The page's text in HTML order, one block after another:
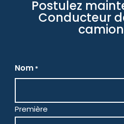
Postulez
Conducteur
camion
Nom *
Première